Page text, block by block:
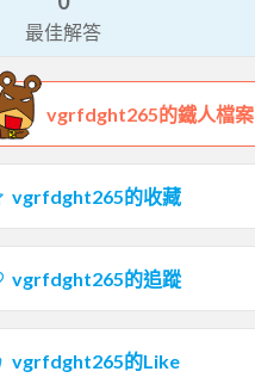
最佳解答
vgrfdght265的鐵人檔案
vgrfdght265的收藏
vgrfdght265的追蹤
vgrfdght265的Like